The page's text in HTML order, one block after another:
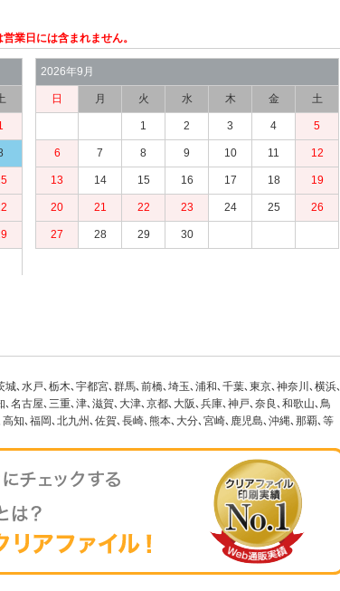
業日には含まれません。
2026年9月
日 月 火 水 木 金 土
1 2 3 4 5
6 7 8 9 10 11 12
13 14 15 16 17 18 19
20 21 22 23 24 25 26
27 28 29 30
､水戸､栃木､宇都宮､群馬､前橋､埼玉､浦和､千葉､東京､神奈川､横浜､
名古屋､三重､津､滋賀､大津､京都､大阪､兵庫､神戸､奈良､和歌山､鳥
知､福岡､北九州､佐賀､長崎､熊本､大分､宮崎､鹿児島､沖縄､那覇､等